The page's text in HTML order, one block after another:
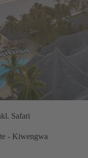
Safari
- Kiwengwa